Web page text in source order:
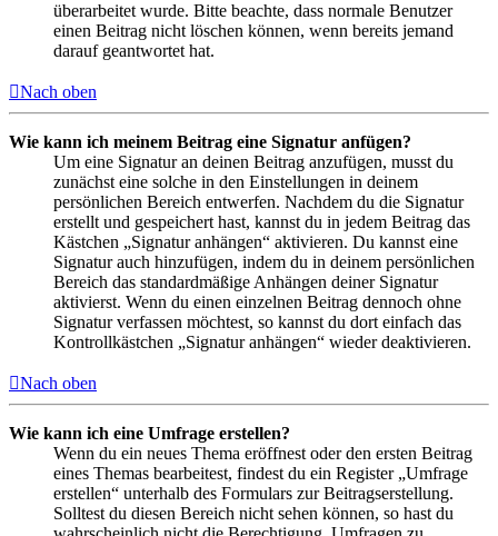
überarbeitet wurde. Bitte beachte, dass normale Benutzer
einen Beitrag nicht löschen können, wenn bereits jemand
darauf geantwortet hat.
Nach oben
Wie kann ich meinem Beitrag eine Signatur anfügen?
Um eine Signatur an deinen Beitrag anzufügen, musst du
zunächst eine solche in den Einstellungen in deinem
persönlichen Bereich entwerfen. Nachdem du die Signatur
erstellt und gespeichert hast, kannst du in jedem Beitrag das
Kästchen „Signatur anhängen“ aktivieren. Du kannst eine
Signatur auch hinzufügen, indem du in deinem persönlichen
Bereich das standardmäßige Anhängen deiner Signatur
aktivierst. Wenn du einen einzelnen Beitrag dennoch ohne
Signatur verfassen möchtest, so kannst du dort einfach das
Kontrollkästchen „Signatur anhängen“ wieder deaktivieren.
Nach oben
Wie kann ich eine Umfrage erstellen?
Wenn du ein neues Thema eröffnest oder den ersten Beitrag
eines Themas bearbeitest, findest du ein Register „Umfrage
erstellen“ unterhalb des Formulars zur Beitragserstellung.
Solltest du diesen Bereich nicht sehen können, so hast du